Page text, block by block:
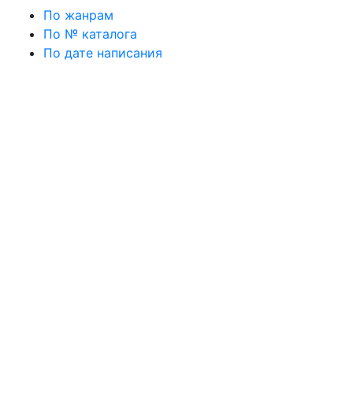
По жанрам
По № каталога
По дате написания